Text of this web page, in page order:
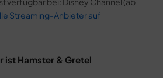
Streaming-Anbieter auf
ist Hamster & Gretel